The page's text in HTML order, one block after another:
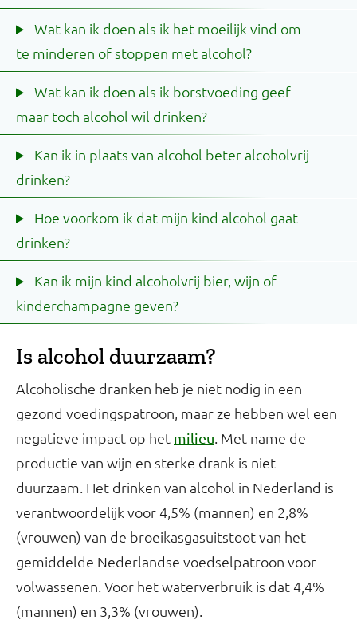
Wat kan ik doen als ik het moeilijk vind om
te minderen of stoppen met alcohol?
Wat kan ik doen als ik borstvoeding geef
maar toch alcohol wil drinken?
Kan ik in plaats van alcohol beter alcoholvrij
drinken?
Hoe voorkom ik dat mijn kind alcohol gaat
drinken?
Kan ik mijn kind alcoholvrij bier, wijn of
kinderchampagne geven?
Is alcohol duurzaam?
Alcoholische dranken heb je niet nodig in een
gezond voedingspatroon, maar ze hebben wel een
negatieve impact op het milieu. Met name de
productie van wijn en sterke drank is niet
duurzaam. Het drinken van alcohol in Nederland is
verantwoordelijk voor 4,5% (mannen) en 2,8%
(vrouwen) van de broeikasgasuitstoot van het
gemiddelde Nederlandse voedselpatroon voor
volwassenen. Voor het waterverbruik is dat 4,4%
(mannen) en 3,3% (vrouwen).